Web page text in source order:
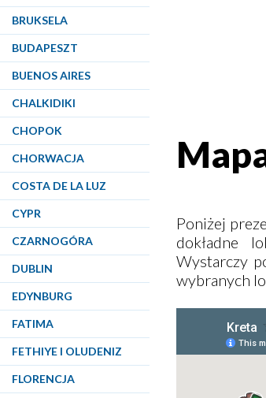
BRUKSELA
BUDAPESZT
BUENOS AIRES
CHALKIDIKI
CHOPOK
CHORWACJA
COSTA DE LA LUZ
CYPR
CZARNOGÓRA
DUBLIN
EDYNBURG
FATIMA
FETHIYE I OLUDENIZ
FLORENCJA
Poniżej
dokładne
Wystarczy
wybranych